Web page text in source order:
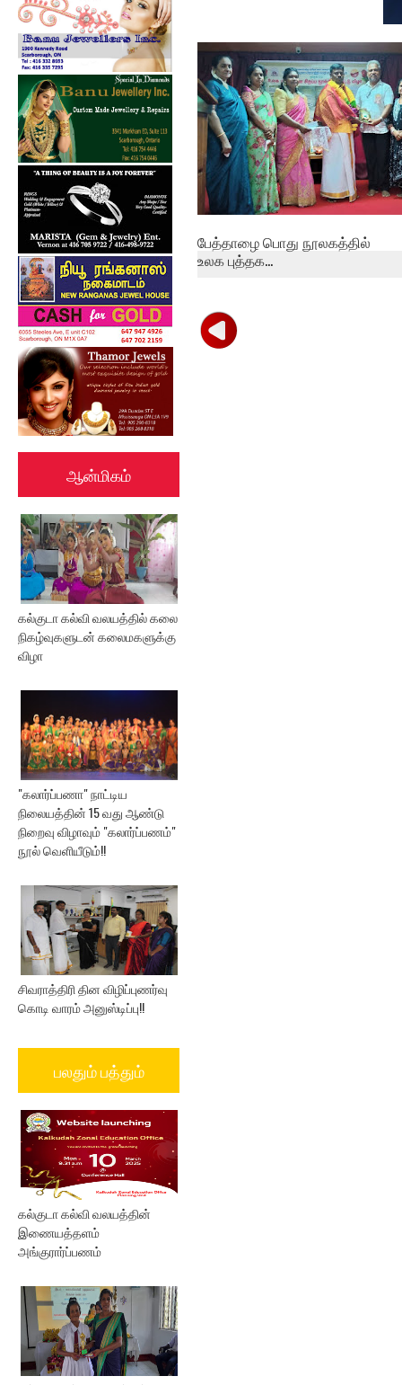
ஆன்மிகம்
கல்குடா கல்வி வலயத்தில் கலை
நிகழ்வுகளுடன் கலைமகளுக்கு
விழா
"கலார்ப்பணா" நாட்டிய
நிலையத்தின் 15 வது ஆண்டு
நிறைவு விழாவும் "கலார்ப்பணம்"
நூல் வெளியீடும்!!
சிவராத்திரி தின விழிப்புணர்வு
கொடி வாரம் அனுஸ்டிப்பு!!
பலதும் பத்தும்
கல்குடா கல்வி வலயத்தின்
இணையத்தளம்
அங்குரார்ப்பணம்
பேத்தாழை பொது நூலகத்தில்
உலக புத்தக...